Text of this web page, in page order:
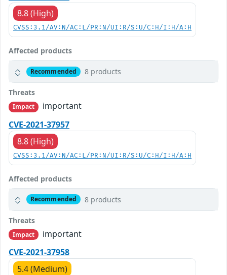
8.8 (High)
CVSS:3.1/AV:N/AC:L/PR:N/UI:R/S:U/C:H/I:H/A:H
Affected products
Recommended 8 products
Threats
Impact
important
CVE-2021-37957
8.8 (High)
CVSS:3.1/AV:N/AC:L/PR:N/UI:R/S:U/C:H/I:H/A:H
Affected products
Recommended 8 products
Threats
Impact
important
CVE-2021-37958
5.4 (Medium)